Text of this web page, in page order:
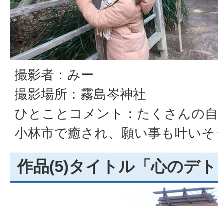
撮影者：みー
撮影場所：霧島岑神社
ひとことコメント：たくさんの
小林市で癒され、願い事も叶い
作品(5)タイトル「心のデ